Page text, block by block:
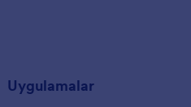
Uygulamalar